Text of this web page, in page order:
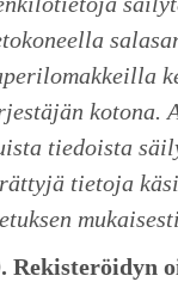
kotona.
tiedoista
tietoja
Rekisteröidyn